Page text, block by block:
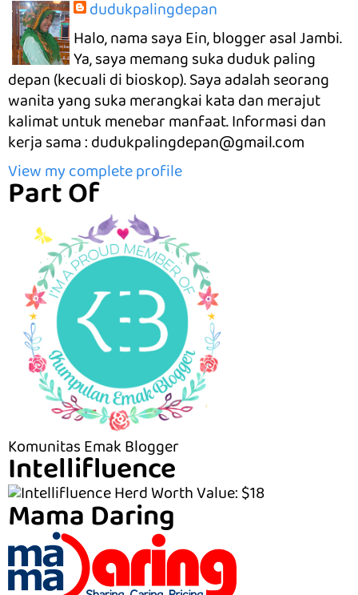
dudukpalingdepan
Halo, nama saya Ein, blogger asal Jambi.
Ya, saya memang suka duduk paling
depan (kecuali di bioskop). Saya adalah seorang
wanita yang suka merangkai kata dan merajut
kalimat untuk menebar manfaat. Informasi dan
kerja sama : dudukpalingdepan@gmail.com
View my complete profile
Part Of
Komunitas Emak Blogger
Intellifluence
Mama Daring